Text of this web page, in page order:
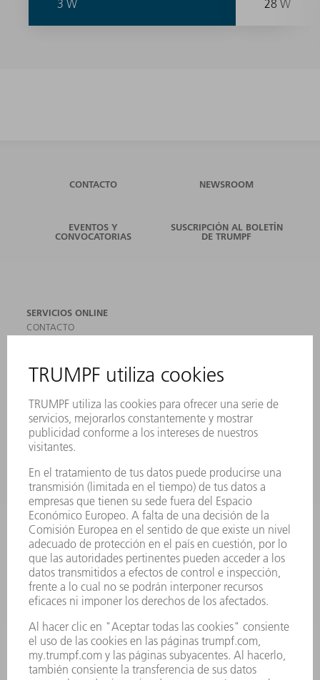
3 W 28 W
CONTACTO NEWSROOM
EVENTOS Y
CONVOCATORIAS
SUSCRIPCIÓN AL BOLETÍN
DE TRUMPF
SERVICIOS ONLINE
CONTACTO
REGISTRO PARA EL BOLETÍN INFORMATIVO
MYTRUMPF
FICHAS TÉCNICAS DE SEGURIDAD
PRODUCTOS
MÁQUINAS Y SISTEMAS
LÁSER
HERRAMIENTAS PORTÁTILES
FÁBRICA INTELIGENTE
SOFTWARE
SERVICIOS
APLICACIONES
SECTORES
EMPRESA
CARRERA PROFESIONAL
OFERTAS DE TRABAJO
PERFIL DE LA EMPRESA
INFORME ANUAL
PRINCIPIOS CORPORATIVOS
CUMPLIMIENTO
SISTEMA DE INFORMADORES